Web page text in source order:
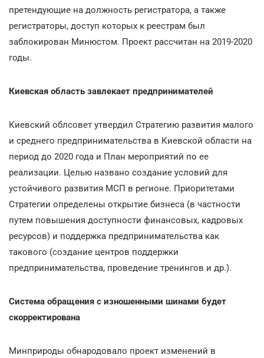
претендующие на должность регистратора, а также
регистраторы, доступ которых к реестрам был
заблокирован Минюстом. Проект рассчитан на 2019-2020
годы.
Киевская область завлекает предпринимателей
Киевский облсовет утвердил Стратегию развития малого
и среднего предпринимательства в Киевской области на
период до 2020 года и План мероприятий по ее
реализации. Целью названо создание условий для
устойчивого развития МСП в регионе. Приоритетами
Стратегии определены открытие бизнеса (в частности
путем повышения доступности финансовых, кадровых
ресурсов) и поддержка предпринимательства как
такового (создание центров поддержки
предпринимательства, проведение тренингов и др.).
Система обращения с изношенными шинами будет
скорректирована
Минприроды обнародовало проект изменений в